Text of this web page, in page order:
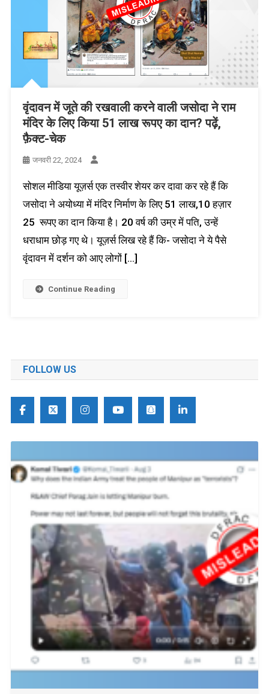
वृंदावन में जूते की रखवाली करने वाली जसोदा ने राम
मंदिर के लिए किया 51 लाख रूपए का दान? पढ़ें,
फ़ैक्ट-चेक
जनवरी 22, 2024
सोशल मीडिया यूज़र्स एक तस्वीर शेयर कर दावा कर रहे हैं कि
जसोदा ने अयोध्या में मंदिर निर्माण के लिए 51 लाख,10 हज़ार
25 रूपए का दान किया है। 20 वर्ष की उम्र में पति, उन्हें
धराधाम छोड़ गए थे। यूज़र्स लिख रहे हैं कि- जसोदा ने ये पैसे
वृंदावन में दर्शन को आए लोगों […]
Continue Reading
FOLLOW US